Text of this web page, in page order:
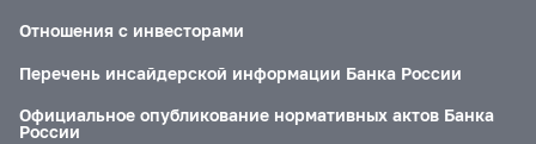
Отношения с инвесторами
Перечень инсайдерской информации Банка России
Официальное опубликование нормативных актов Банка
России